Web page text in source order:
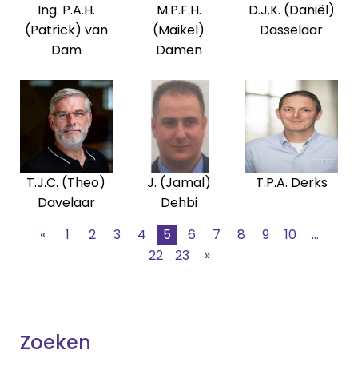
Ing. P.A.H.
(Patrick) van
Dam
M.P.F.H.
(Maikel)
Damen
D.J.K. (Daniël)
Dasselaar
T.J.C. (Theo)
Davelaar
J. (Jamal)
Dehbi
T.P.A. Derks
« 1 2 3 4 5 6 7 8 9 10
...
22
23 »
Zoeken